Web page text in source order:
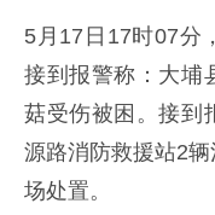
5月17日17时07分
接到报警称：大埔
菇受伤被困。接到
源路消防救援站2
场处置。